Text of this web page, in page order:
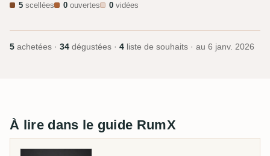
5 scellées 0 ouvertes 0 vidées
5 achetées · 34 dégustées · 4 liste de souhaits · au 6 janv. 2026
À lire dans le guide RumX